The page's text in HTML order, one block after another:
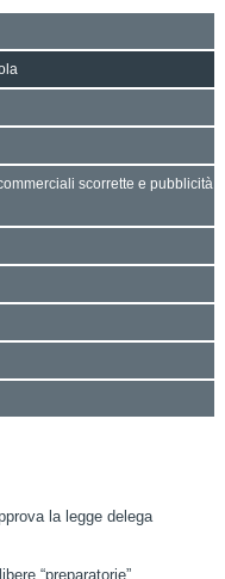
scorrette e pubblicità
la legge delega
“preparatorie”